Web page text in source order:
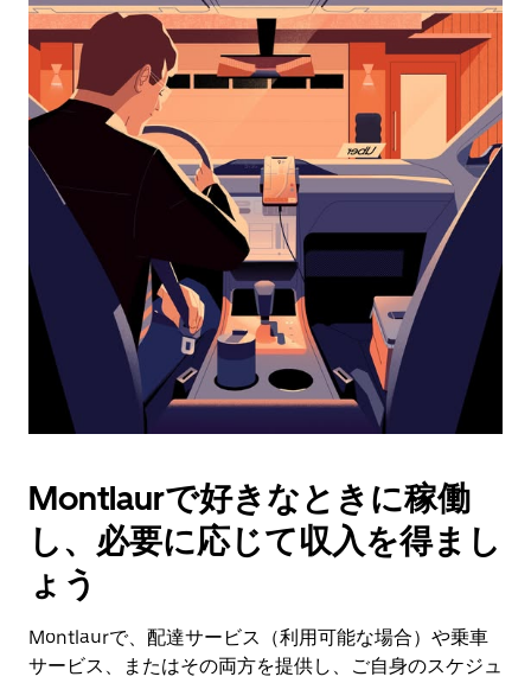
ン
ダ
ー
を
操
作
し、
を
選
択
す。
ン
で
カ
ン
ー
を
Montlaurで好きなときに稼働
し、必要に応じて収入を得まし
ょう
Montlaurで、配達サービス（利用可能な場合）や乗車
サービス、またはその両方を提供し、ご自身のスケジュ